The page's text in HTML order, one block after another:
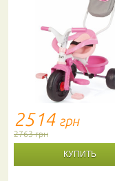
2514 грн
2763 грн